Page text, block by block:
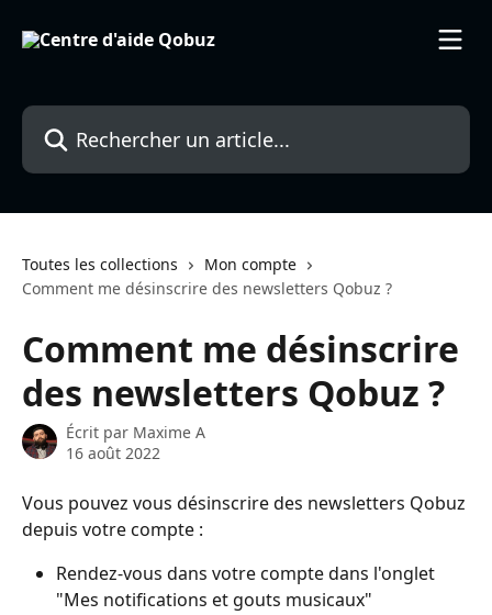
Rechercher un article...
Toutes les collections
Mon compte
Comment me désinscrire des newsletters Qobuz ?
Comment me désinscrire
des newsletters Qobuz ?
Écrit par Maxime A
16 août 2022
Vous pouvez vous désinscrire des newsletters Qobuz
depuis votre compte :
Rendez-vous dans votre compte dans l'onglet
"Mes notifications et gouts musicaux"